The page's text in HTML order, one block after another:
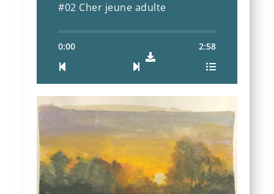
#02 Cher jeune adulte
0:00 2:58